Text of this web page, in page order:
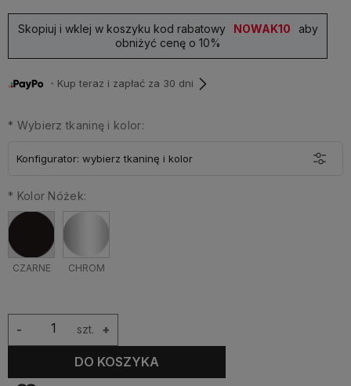
Skopiuj i wklej w koszyku kod rabatowy NOWAK10
aby
obniżyć cenę o 10%
・Kup teraz i zapłać za 30 dni
* Wybierz tkaninę i kolor:
Konfigurator: wybierz tkaninę i kolor
*
Tkanina:
* Kolor Nóżek:
CZARNE CHROM
szt. +
-
DO KOSZYKA